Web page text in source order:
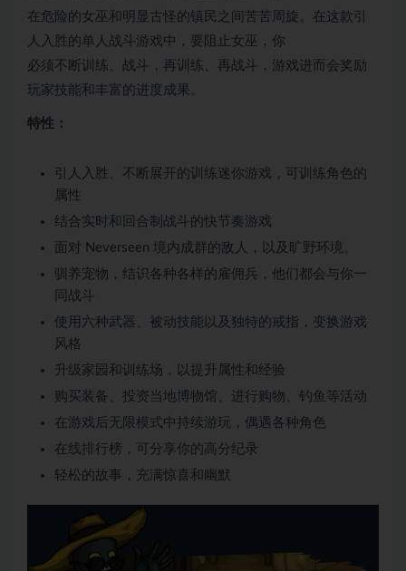
在危险的女巫和明显古怪的镇民之间苦苦周旋。在这款引
人入胜的单人战斗游戏中，要阻止女巫，你
必须不断训练、战斗，再训练、再战斗，游戏进而会奖励
玩家技能和丰富的进度成果。
特性：
引人入胜、不断展开的训练迷你游戏，可训练角色的
属性
结合实时和回合制战斗的快节奏游戏
面对 Neverseen 境内成群的敌人，以及旷野环境。
驯养宠物，结识各种各样的雇佣兵，他们都会与你一
同战斗
使用六种武器、被动技能以及独特的戒指，变换游戏
风格
升级家园和训练场，以提升属性和经验
购买装备、投资当地博物馆、进行购物、钓鱼等活动
在游戏后无限模式中持续游玩，偶遇各种角色
在线排行榜，可分享你的高分纪录
轻松的故事，充满惊喜和幽默